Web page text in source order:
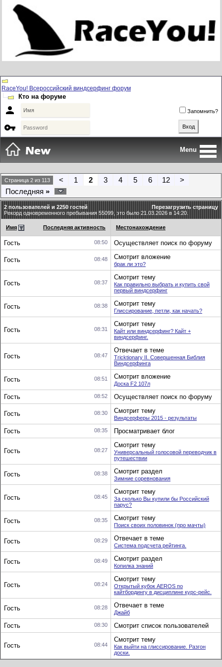
RaceYou! Всероссийский виндсерфинг форум
Кто на форуме
 Запомнить?

Menu
Страница 2 из 113 < 1 2 3 4 5 6 12
>
Последняя »
Перезагрузить страницу
2 пользователей и 2250 гостей
Рекорд одновременного пребывания 55099, это было 21.03.2026 в 14:20.
Последняя активность
Имя Местонахождение
08:50
Гость Осуществляет поиск по форуму
08:48
Гость Смотрит вложение
брак ли это?
08:37
Гость
Смотрит тему
Как правильно выбрать и купить свой
первый виндсерфинг
08:38
Гость Смотрит тему
Глиссирование, петли, как начать?
08:31
Гость
Смотрит тему
Кайт или виндсерфинг? Кайт +
виндсерфинг.
08:47
Гость
Отвечает в теме
Tricktionary II. Совершенная Библия
Виндсерфинга
08:51
Гость Смотрит вложение
Доска F2 107л
08:52
Гость Осуществляет поиск по форуму
08:30
Гость Смотрит тему
Виндсерферы 2015 - результаты
08:35
Гость Просматривает блог
08:27
Гость
Смотрит тему
Универсальный голосовой переводчик в
путешествии
08:38
Гость Смотрит раздел
Зимние соревнования
08:45
Гость
Смотрит тему
За сколько Вы купили бы Российский
парус?
08:35
Гость Смотрит тему
Поиск своих половинок (про мачты)
08:29
Гость Отвечает в теме
Система подсчета рейтинга.
08:49
Гость Смотрит раздел
Копилка знаний
08:24
Гость
Смотрит тему
Открытый кубок AEROS по
кайтбордингу в дисциплине курс-рейс.
08:28
Гость Отвечает в теме
Джайб
08:30
Гость Смотрит список пользователей
08:44
Гость
Смотрит тему
Как выйти на глиссирование. Разгон
доски.